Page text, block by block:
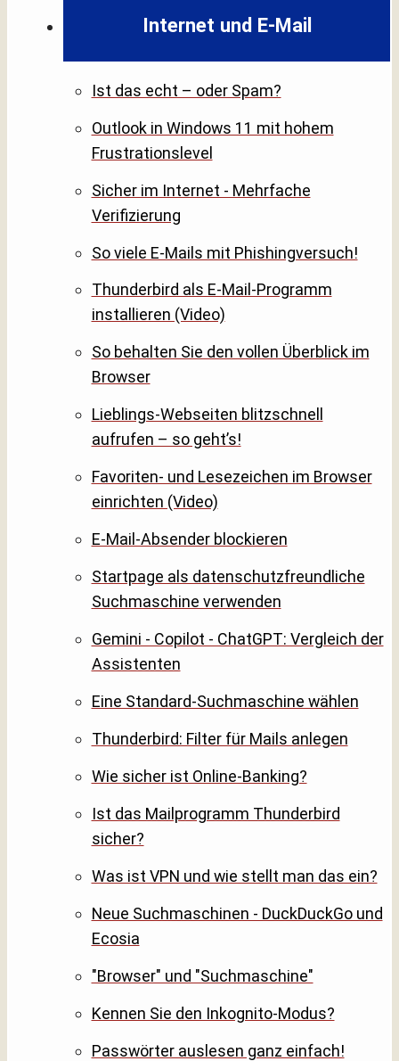
Internet und E-Mail
Ist das echt – oder Spam?
Outlook in Windows 11 mit hohem
Frustrationslevel
Sicher im Internet - Mehrfache
Verifizierung
So viele E-Mails mit Phishingversuch!
Thunderbird als E-Mail-Programm
installieren (Video)
So behalten Sie den vollen Überblick im
Browser
Lieblings-Webseiten blitzschnell
aufrufen – so geht’s!
Favoriten- und Lesezeichen im Browser
einrichten (Video)
E-Mail-Absender blockieren
Startpage als datenschutzfreundliche
Suchmaschine verwenden
Gemini - Copilot - ChatGPT: Vergleich der
Assistenten
Eine Standard-Suchmaschine wählen
Thunderbird: Filter für Mails anlegen
Wie sicher ist Online-Banking?
Ist das Mailprogramm Thunderbird
sicher?
Was ist VPN und wie stellt man das ein?
Neue Suchmaschinen - DuckDuckGo und
Ecosia
"Browser" und "Suchmaschine"
Kennen Sie den Inkognito-Modus?
Passwörter auslesen ganz einfach!